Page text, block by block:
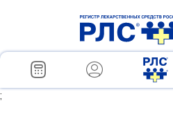
;